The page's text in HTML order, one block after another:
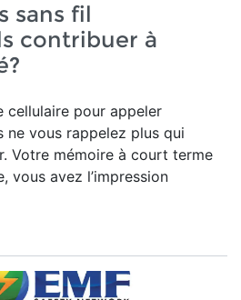
sans fil
contribuer à
cellulaire pour appeler
ne vous rappelez plus qui
Votre mémoire à court terme
vous avez l’impression